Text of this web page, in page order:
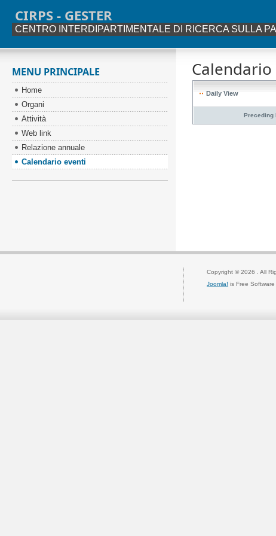
CIRPS - GESTER
CENTRO INTERDIPARTIMENTALE DI RICERCA SULLA
Calendario
Daily View
Preceding
MENU PRINCIPALE
Home
Organi
Attività
Web link
Relazione annuale
Calendario eventi
Copyright © 2026 . All
Joomla! is Free